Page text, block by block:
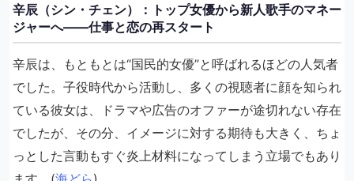
辛辰（シン・チェン）：トップ女優から新人歌手のマネー
ジャーへ――仕事と恋の再スタート
辛辰は、もともとは“国民的女優”と呼ばれるほどの人気者
でした。子役時代から活動し、多くの視聴者に顔を知られ
ている彼女は、ドラマや広告のオファーが途切れない存在
でしたが、その分、イメージに対する期待も大きく、ちょ
っとした言動もすぐ炎上材料になってしまう立場でもあり